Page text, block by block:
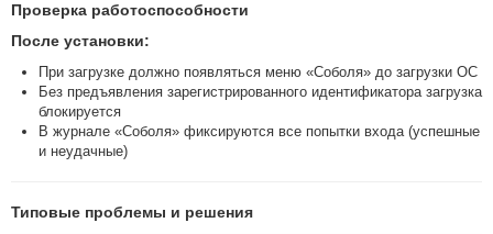
Проверка работоспособности
После установки:
При загрузке должно появляться меню «Соболя» до загрузки ОС
Без предъявления зарегистрированного идентификатора загрузка
блокируется
В журнале «Соболя» фиксируются все попытки входа (успешные
и неудачные)
Типовые проблемы и решения